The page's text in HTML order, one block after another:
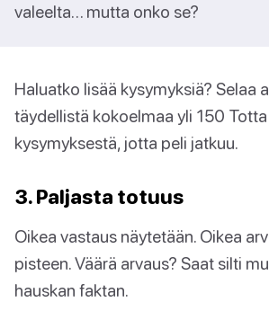
valeelta… mutta onko se?
Haluatko lisää kysymyksiä? Selaa
täydellistä kokoelmaa yli 150 Totta
kysymyksestä, jotta peli jatkuu.
3. Paljasta totuus
Oikea vastaus näytetään. Oikea
pisteen. Väärä arvaus? Saat silti
hauskan faktan.